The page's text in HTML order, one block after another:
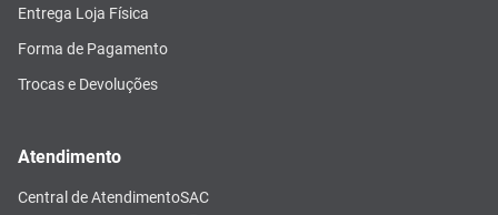
Entrega Loja Física
Forma de Pagamento
Trocas e Devoluções
Atendimento
Central de AtendimentoSAC